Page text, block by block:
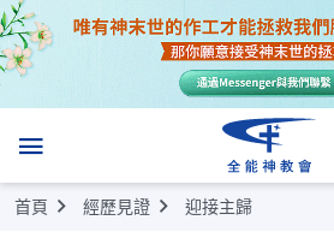
首頁 經歷見證 迎接主歸